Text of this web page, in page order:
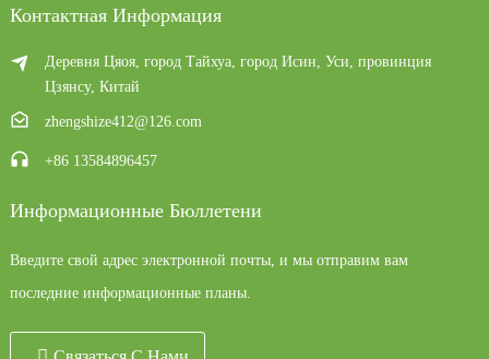
Контактная Информация
Деревня Цяоя, город Тайхуа, город Исин, ​​Уси, провинция
Цзянсу, Китай
zhengshize412@126.com
+86 13584896457
Информационные Бюллетени
Введите свой адрес электронной почты, и мы отправим вам
последние информационные планы.